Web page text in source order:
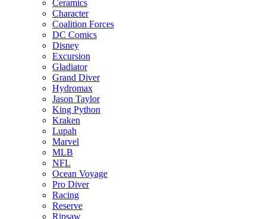
Ceramics
Character
Coalition Forces
DC Comics
Disney
Excursion
Gladiator
Grand Diver
Hydromax
Jason Taylor
King Python
Kraken
Lupah
Marvel
MLB
NFL
Ocean Voyage
Pro Diver
Racing
Reserve
Ripsaw